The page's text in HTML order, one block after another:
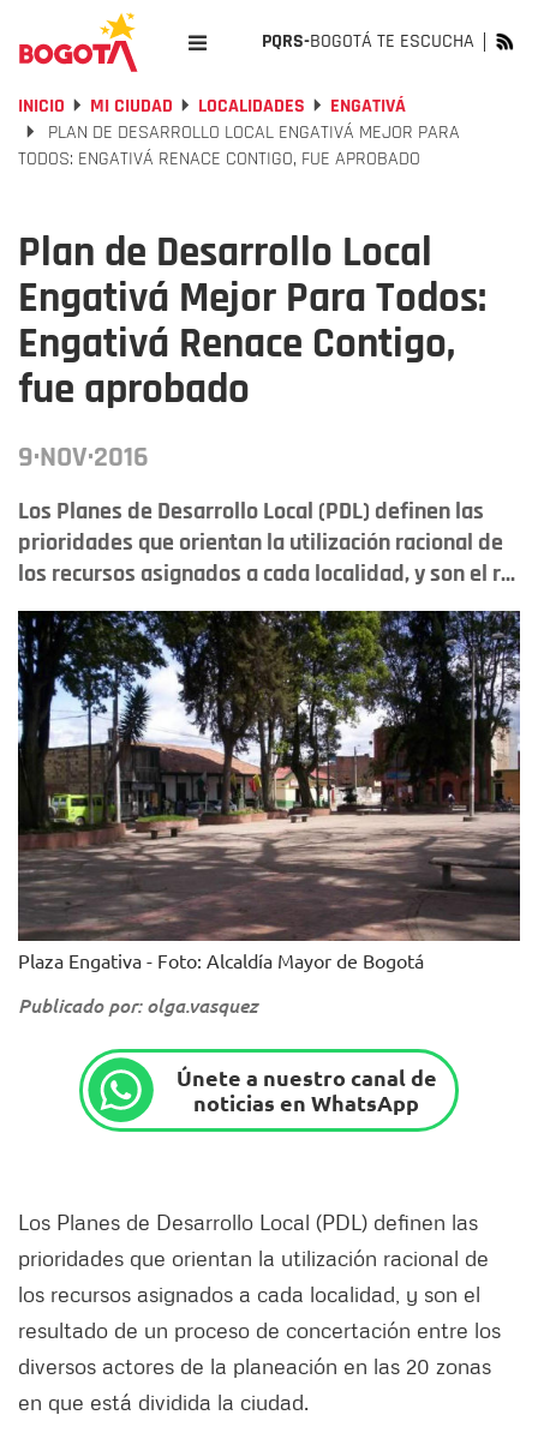
PQRS-BOGOTÁ TE ESCUCHA
INICIO MI CIUDAD LOCALIDADES
ENGATIVÁ
PLAN DE DESARROLLO LOCAL ENGATIVÁ MEJOR PARA
TODOS: ENGATIVÁ RENACE CONTIGO, FUE APROBADO
Plan de Desarrollo Local
Engativá Mejor Para Todos:
Engativá Renace Contigo,
fue aprobado
9·NOV·2016
Los Planes de Desarrollo Local (PDL) definen las
prioridades que orientan la utilización racional de
los recursos asignados a cada localidad, y son el r...
Plaza Engativa - Foto: Alcaldía Mayor de Bogotá
Publicado por: olga.vasquez
Únete a nuestro canal de
noticias en WhatsApp
Los Planes de Desarrollo Local (PDL) definen las
prioridades que orientan la utilización racional de
los recursos asignados a cada localidad, y son el
resultado de un proceso de concertación entre los
diversos actores de la planeación en las 20 zonas
en que está dividida la ciudad.